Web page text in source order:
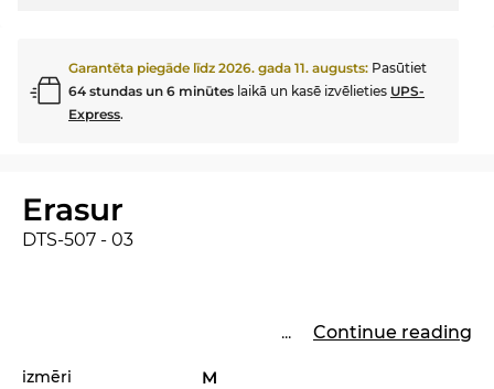
Garantēta piegāde līdz 2026. gada 11. augusts: Pasūtiet
64 stundas un 6 minūtes laikā un kasē izvēlieties UPS-
Express.
Erasur
DTS-507 - 03
... Continue reading
izmēri M